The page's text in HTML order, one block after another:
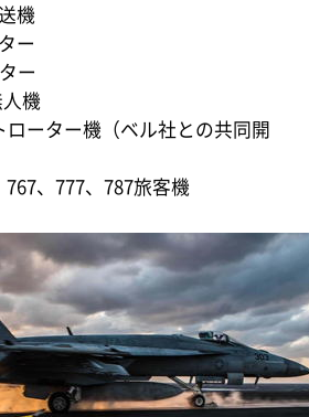
機
ー
ー
機
ーター機（ベル社との共同開
、777、787旅客機